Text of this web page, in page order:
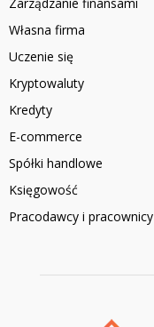
Własna firma
Uczenie się
Kryptowaluty
Kredyty
E-commerce
Spółki handlowe
Księgowość
Pracodawcy i pracownicy